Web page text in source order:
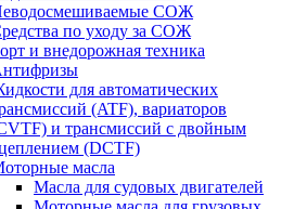
СОЖ
по уходу за СОЖ
и внедорожная техника
для автоматических
(ATF), вариаторов
и трансмиссий с двойным
(DCTF)
масла
Масла для судовых двигателей